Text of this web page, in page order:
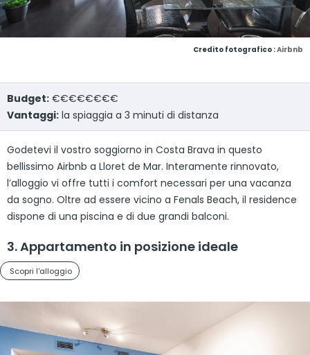
Credito fotografico :Airbnb
Budget: €€€€€€€€
Vantaggi: la spiaggia a 3 minuti di distanza
Godetevi il vostro soggiorno in Costa Brava in questo
bellissimo Airbnb a Lloret de Mar. Interamente rinnovato,
l’alloggio vi offre tutti i comfort necessari per una vacanza
da sogno. Oltre ad essere vicino a Fenals Beach, il residence
dispone di una piscina e di due grandi balconi.
3. Appartamento in posizione ideale
Scopri l'alloggio